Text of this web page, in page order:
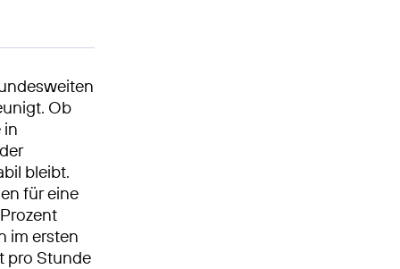
Ob
in
bleibt.
für eine
im ersten
pro Stunde